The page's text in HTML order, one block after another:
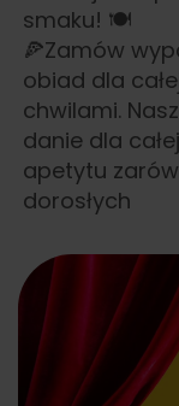
smaku! 🍽️
🍕Zamów
obiad dla
chwilami.
danie dla
apetytu
dorosłych